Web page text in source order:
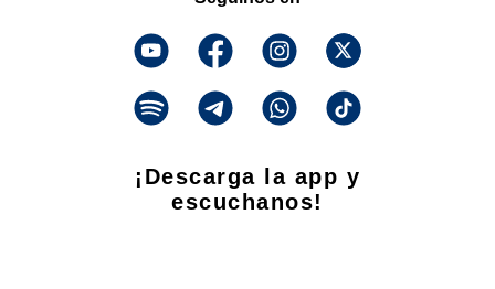
¡Descarga la app y
escuchanos!